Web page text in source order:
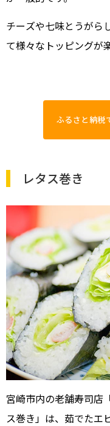
チーズや七味とうがら
て様々なトッピングが
ふるさと納税
レタス巻き
宮崎市内の老舗寿司店
ス巻き」は、茹でたエ